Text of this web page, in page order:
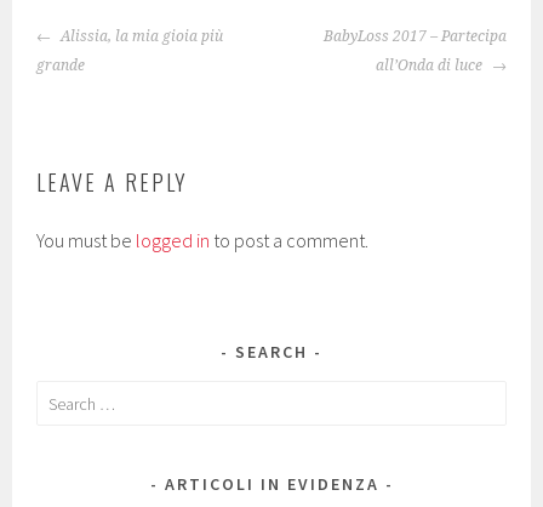
POST
NAVIGATION
Alissia, la mia gioia più
grande
BabyLoss 2017 – Partecipa
all’Onda di luce
LEAVE A REPLY
You must be logged in to post a comment.
SEARCH
Search
ARTICOLI IN EVIDENZA